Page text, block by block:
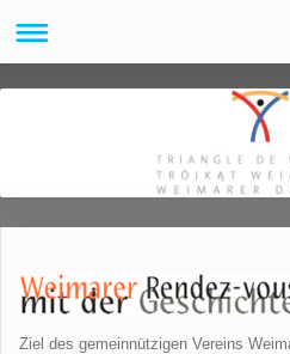
Ziel des gemeinnützigen Vereins